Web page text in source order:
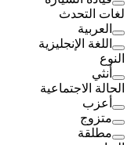
لغات التحدث
العربية
اللغة الإنجليزية
النوع
أنثي
الحالة الاجتماعية
أعزب
متزوج
مطلقة